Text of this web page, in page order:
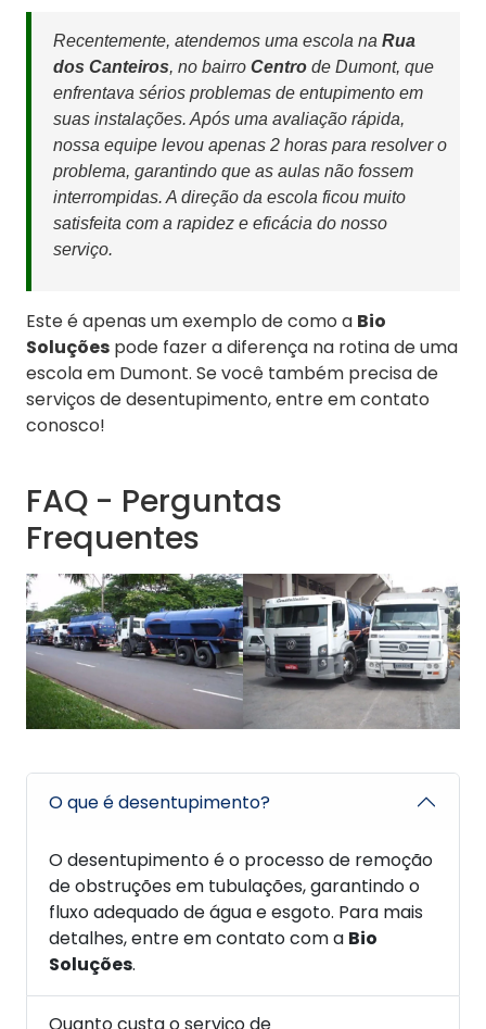
Recentemente, atendemos uma escola na Rua
dos Canteiros, no bairro Centro de Dumont, que
enfrentava sérios problemas de entupimento em
suas instalações. Após uma avaliação rápida,
nossa equipe levou apenas 2 horas para resolver o
problema, garantindo que as aulas não fossem
interrompidas. A direção da escola ficou muito
satisfeita com a rapidez e eficácia do nosso
serviço.
Este é apenas um exemplo de como a Bio
Soluções pode fazer a diferença na rotina de uma
escola em Dumont. Se você também precisa de
serviços de desentupimento, entre em contato
conosco!
FAQ - Perguntas
Frequentes
O que é desentupimento?
O desentupimento é o processo de remoção
de obstruções em tubulações, garantindo o
fluxo adequado de água e esgoto. Para mais
detalhes, entre em contato com a Bio
Soluções.